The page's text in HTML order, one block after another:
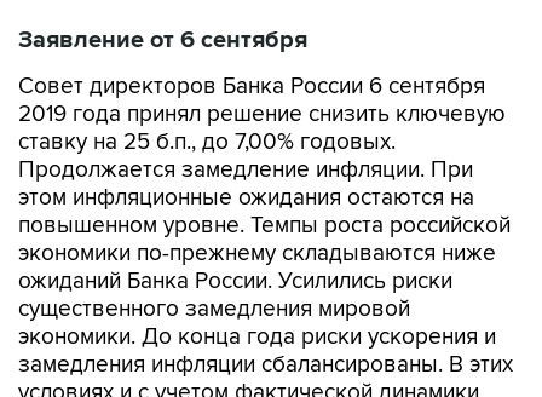
Заявление от 6 сентября
Совет директоров Банка России 6 сентября
2019 года принял решение снизить ключевую
ставку на 25 б.п., до 7,00% годовых.
Продолжается замедление инфляции. При
этом инфляционные ожидания остаются на
повышенном уровне. Темпы роста российской
экономики по-прежнему складываются ниже
ожиданий Банка России. Усилились риски
существенного замедления мировой
экономики. До конца года риски ускорения и
замедления инфляции сбалансированы. В этих